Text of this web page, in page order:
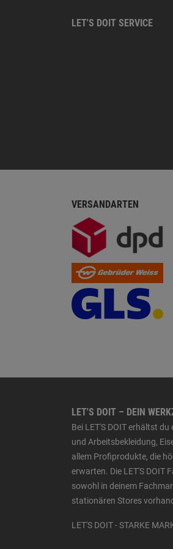
LET'S DOIT SERVICE
VERSANDARTEN
LET'S DOIT – DEIN
Bei LET'S DOIT erhältst
und Arbeitsbekleidung,
allem Profiprodukte, die
erwarten. Die LET'S DOIT
sowohl in deinem
stationären Stores
LET'S DOIT - STARKE